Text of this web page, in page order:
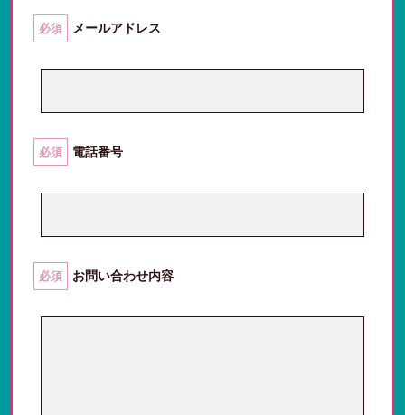
必須 メールアドレス
必須 電話番号
必須 お問い合わせ内容